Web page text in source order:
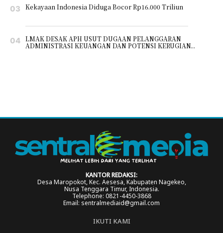
Kekayaan Indonesia Diduga Bocor Rp16.000 Triliun
LMAK DESAK APH USUT DUGAAN PELANGGARAN
ADMINISTRASI KEUANGAN DAN POTENSI KERUGIAN...
KANTOR REDAKSI:
Desa Maropokot, Kec. Aesesa, Kabupaten Nagekeo,
Nusa Tenggara Timur, Indonesia.
Telephone: 0821-4450-3868
Email: sentralmediaid@gmail.com
IKUTI KAMI